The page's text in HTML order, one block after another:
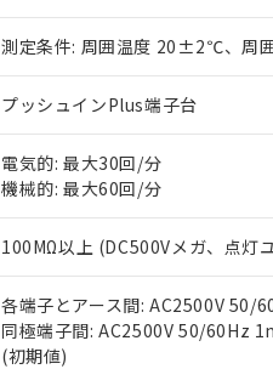
測定条件: 周囲温度 20±2℃、周
プッシュインPlus端子台
電気的: 最大30回/分
機械的: 最大60回/分
100MΩ以上 (DC500Vメガ、点灯
各端子とアース間: AC2500V 50/
同極端子間: AC2500V 50/60Hz
(初期値)
マイパーツ機能（部品
お客様が当ウェブサイト
が、当社の製品・サービ
さい。
※当社の共同利用者とは
いる法人を指します。
※3 非含有証明書ダウン
下記の非含有証明書をダウン
EU RoHS指令（10物質）の非
51物質の非含有証明書（当社基
※本証明書は発行日時点で非
また、RoHS指令のフタル酸
混在することから備考欄に対
り割愛しております。
「10」：通常の使用状況下に
味します。
空
白
受注生産機種、ま